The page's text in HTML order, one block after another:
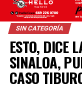
SIN CATEGORÍA
ESTO, DICE
SINALOA,
CASO